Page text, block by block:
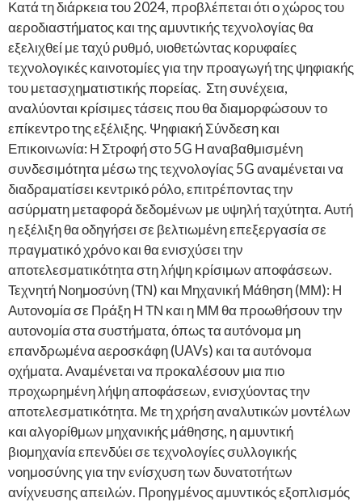
Κατά τη διάρκεια του 2024, προβλέπεται ότι ο χώρος του
αεροδιαστήματος και της αμυντικής τεχνολογίας θα
εξελιχθεί με ταχύ ρυθμό, υιοθετώντας κορυφαίες
τεχνολογικές καινοτομίες για την προαγωγή της ψηφιακής
του μετασχηματιστικής πορείας. Στη συνέχεια,
αναλύονται κρίσιμες τάσεις που θα διαμορφώσουν το
επίκεντρο της εξέλιξης. Ψηφιακή Σύνδεση και
Επικοινωνία: Η Στροφή στο 5G Η αναβαθμισμένη
συνδεσιμότητα μέσω της τεχνολογίας 5G αναμένεται να
διαδραματίσει κεντρικό ρόλο, επιτρέποντας την
ασύρματη μεταφορά δεδομένων με υψηλή ταχύτητα. Αυτή
η εξέλιξη θα οδηγήσει σε βελτιωμένη επεξεργασία σε
πραγματικό χρόνο και θα ενισχύσει την
αποτελεσματικότητα στη λήψη κρίσιμων αποφάσεων.
Τεχνητή Νοημοσύνη (ΤΝ) και Μηχανική Μάθηση (ΜΜ): Η
Αυτονομία σε Πράξη Η ΤΝ και η ΜΜ θα προωθήσουν την
αυτονομία στα συστήματα, όπως τα αυτόνομα μη
επανδρωμένα αεροσκάφη (UAVs) και τα αυτόνομα
οχήματα. Αναμένεται να προκαλέσουν μια πιο
προχωρημένη λήψη αποφάσεων, ενισχύοντας την
αποτελεσματικότητα. Με τη χρήση αναλυτικών μοντέλων
και αλγορίθμων μηχανικής μάθησης, η αμυντική
βιομηχανία επενδύει σε τεχνολογίες συλλογικής
νοημοσύνης για την ενίσχυση των δυνατοτήτων
ανίχνευσης απειλών. Προηγμένος αμυντικός εξοπλισμός